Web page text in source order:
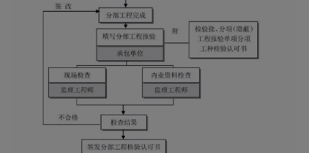
4.5 施工阶段工程质量控制流程1